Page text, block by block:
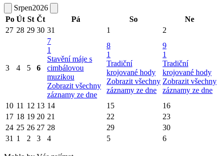
Srpen2026
Po Út St Čt Pá So
Ne
27 28 29 30 31 1 2
3 4 5 6
7
1
Stavění máje s
cimbálovou
muzikou
Zobrazit všechny
záznamy ze dne
8
1
Tradiční
krojované hody
Zobrazit všechny
záznamy ze dne
9
1
Tradiční
krojované hody
Zobrazit všechny
záznamy ze dne
10 11 12 13 14 15
16
17 18 19 20 21 22
23
24 25 26 27 28 29
30
31 1 2 3 4 5 6